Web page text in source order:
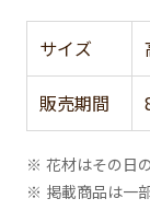
サイズ
販売期間
※ 花材はその日
※ 掲載商品は一